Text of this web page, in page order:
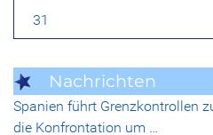
31
Nachrichten
Spanien führt Grenzkontrollen
die Konfrontation um …